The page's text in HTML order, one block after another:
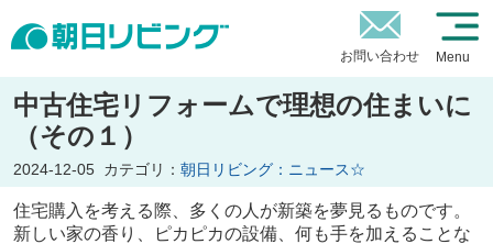
お問い合わせ Menu
中古住宅リフォームで理想の住まいに
（その１）
2024-12-05 カテゴリ： 朝日リビング：ニュース☆
住宅購入を考える際、多くの人が新築を夢見るものです。
新しい家の香り、ピカピカの設備、何も手を加えることな